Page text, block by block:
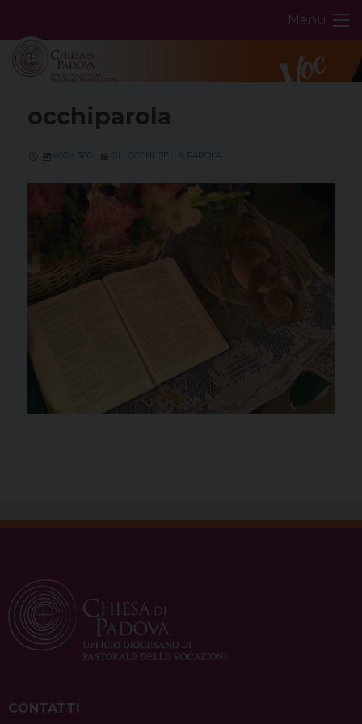
content
Menu
occhiparola
400 × 300 GLI OCCHI DELLA PAROLA
CONTATTI